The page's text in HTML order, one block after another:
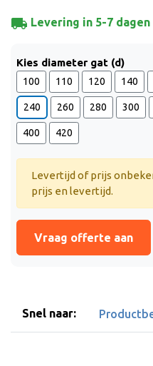
local_shipping Levering in 5-7 dagen
Kies diameter gat (d)
100 110 120 140
240 260 280 300
400 420
Levertijd of prijs
prijs en levertijd.
Vraag offerte aan
Snel naar: